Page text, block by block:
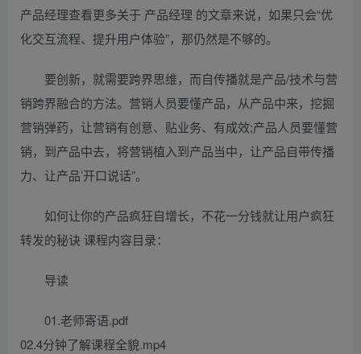
产品经理查看更多关于 产品经理 的文章来说，如果只会“优
化交互流程、提升用户体验”，那仍然是不够的。
要创新，就需要跨界思维，而自传播就是产品/技术与营
销跨界融合的方法。营销人员要懂产品，从产品中来，挖掘
营销弹药，让营销有创意、贴业务、有成效;产品人员要懂营
销，到产品中去，将营销植入到产品当中，让产品自带传播
力、让产品’开口说话”。
如何让你的产品疯狂自增长，不花一分钱就让用户疯狂
转发的秘诀 课程内容目录：
导读
01.老师寄语.pdf
02.4分钟了解课程全貌.mp4